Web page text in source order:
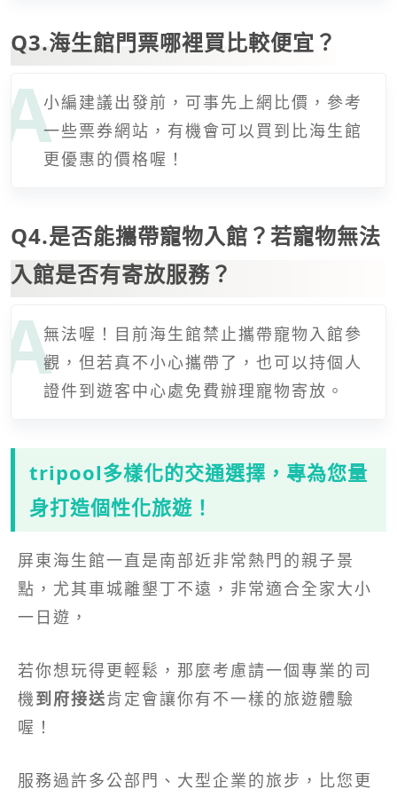
Q3.海生館門票哪裡買比較便宜？
小編建議出發前，可事先上網比價，參考
一些票券網站，有機會可以買到比海生館
更優惠的價格喔！
Q4.是否能攜帶寵物入館？若寵物無法
入館是否有寄放服務？
無法喔！目前海生館禁止攜帶寵物入館參
觀，但若真不小心攜帶了，也可以持個人
證件到遊客中心處免費辦理寵物寄放。
tripool多樣化的交通選擇，專為您量
身打造個性化旅遊！
屏東海生館一直是南部近非常熱門的親子景
點，尤其車城離墾丁不遠，非常適合全家大小
一日遊，
若你想玩得更輕鬆，那麼考慮請一個專業的司
機到府接送肯定會讓你有不一樣的旅遊體驗
喔！
服務過許多公部門、大型企業的旅步，比您更